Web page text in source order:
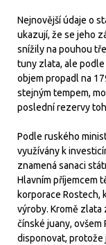
Nejnovější údaje o
ukazují, že se jeho
snížily na pouhou
tuny zlata, ale
objem propadl na
stejným tempem,
poslední rezervy
Podle ruského
využívány k
znamená sanaci
Hlavním příjemcem
korporace Rostech,
výroby. Kromě
čínské juany,
disponovat, protože